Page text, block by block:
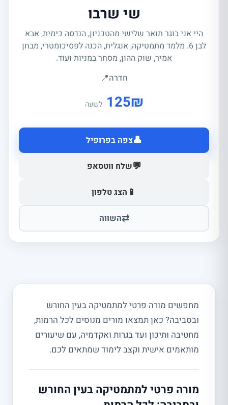
שי שרבו
היי אני בוגר תואר שלישי מהטכניון, הנדסה כימית, אבא
לבן 6. מלמד מתמטיקה, אנגלית, הכנה לפסיכומטרי, מבחן
אמיר, שוק ההון, מסחר במניות ועוד.
חדרה📍
₪
125 לשעה
👤צפה בפרופיל
💬שלח ווטסאפ
📱 הצג טלפון
⇄השווה
מחפשים מורה פרטי למתמטיקה בעין החורש
ובסביבה? כאן תמצאו מורים מנוסים לכל הרמות,
מחטיבה ותיכון ועד בגרות ואקדמיה, עם שיעורים
מותאמים אישית וקצב לימוד שמתאים לכם.
מורה פרטי למתמטיקה בעין החורש